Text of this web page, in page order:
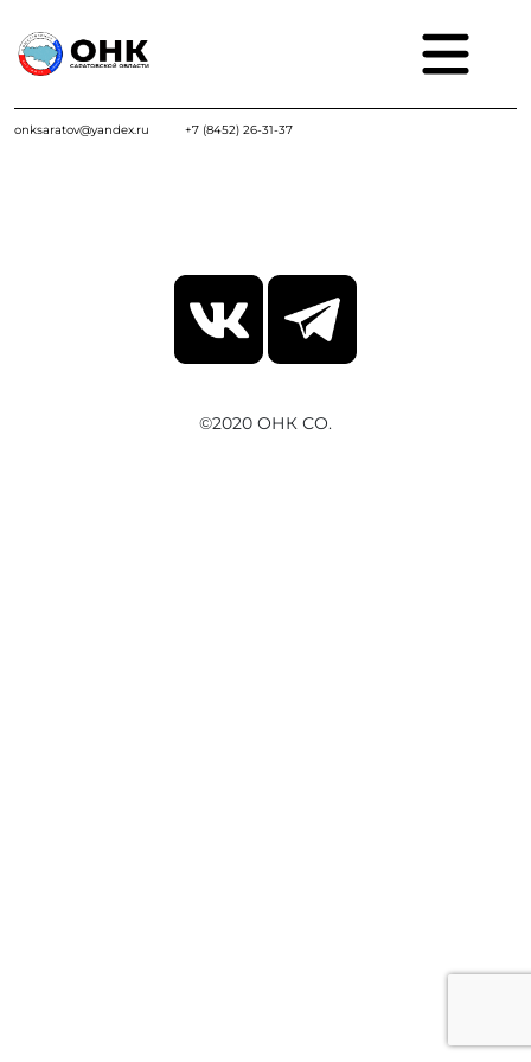
onksaratov@yandex.ru +7 (8452) 26-31-37
©2020 ОНК СО.